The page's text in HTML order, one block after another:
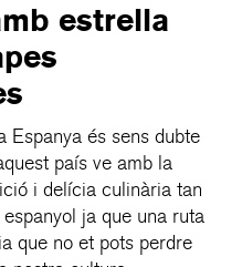
estrella
Espanya és sens dubte
país ve amb la
i delícia culinària tan
ja que una ruta
que no et pots perdre